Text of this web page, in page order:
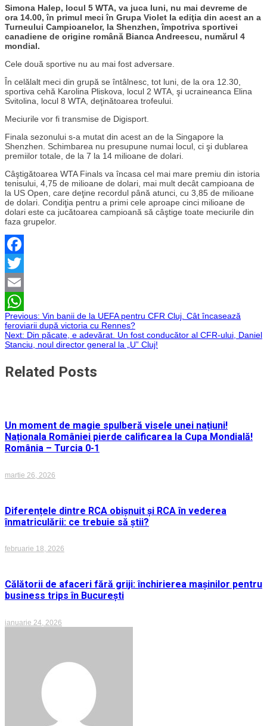
Simona Halep, locul 5 WTA, va juca luni, nu mai devreme de
ora 14.00, în primul meci în Grupa Violet la ediţia din acest an a
Turneului Campioanelor, la Shenzhen, împotriva sportivei
canadiene de origine română Bianca Andreescu, numărul 4
mondial.
Cele două sportive nu au mai fost adversare.
În celălalt meci din grupă se întâlnesc, tot luni, de la ora 12.30,
sportiva cehă Karolina Pliskova, locul 2 WTA, şi ucraineanca Elina
Svitolina, locul 8 WTA, deţinătoarea trofeului.
Meciurile vor fi transmise de Digisport.
Finala sezonului s-a mutat din acest an de la Singapore la
Shenzhen. Schimbarea nu presupune numai locul, ci şi dublarea
premiilor totale, de la 7 la 14 milioane de dolari.
Câştigătoarea WTA Finals va încasa cel mai mare premiu din istoria
tenisului, 4,75 de milioane de dolari, mai mult decât campioana de
la US Open, care deţine recordul până atunci, cu 3,85 de milioane
de dolari. Condiţia pentru a primi cele aproape cinci milioane de
dolari este ca jucătoarea campioană să câştige toate meciurile din
faza grupelor.
Facebook
Twitter
Email
WhatsApp
Navigare
în
articole
Previous: Vin banii de la UEFA pentru CFR Cluj. Cât încasează
feroviarii după victoria cu Rennes?
Next: Din păcate, e adevărat. Un fost conducător al CFR-ului, Daniel
Stanciu, noul director general la „U” Cluj!
Related Posts
Un moment de magie spulberă visele unei națiuni!
Naționala României pierde calificarea la Cupa Mondială!
România – Turcia 0-1
martie 26, 2026
Diferențele dintre RCA obișnuit și RCA în vederea
înmatriculării: ce trebuie să știi?
februarie 18, 2026
Călătorii de afaceri fără griji: închirierea mașinilor pentru
business trips în București
ianuarie 24, 2026